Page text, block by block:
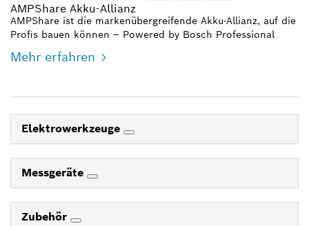
AMPShare Akku-Allianz
AMPShare ist die markenübergreifende Akku-Allianz, auf die
Profis bauen können – Powered by Bosch Professional
Mehr erfahren
Elektrowerkzeuge
Messgeräte
Zubehör